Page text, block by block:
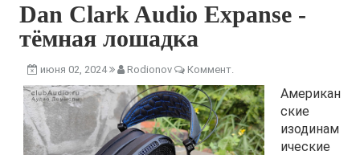
Dan Clark Audio Expanse -
тёмная лошадка
июня 02, 2024 Rodionov Коммент.
Американ
ские
изодинам
ические